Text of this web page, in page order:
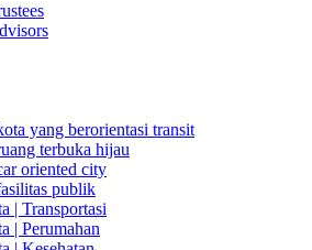
yang berorientasi transit
terbuka hijau
oriented city
publik
| Transportasi
| Perumahan